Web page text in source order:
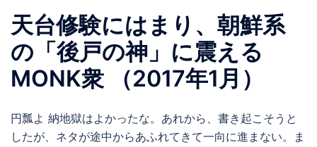
天台修験にはまり、朝鮮系
の「後戸の神」に震える
MONK衆 （2017年1月）
円瓢よ 納地獄はよかったな。あれから、書き起こそうと
したが、ネタが途中からあふれてきて一向に進まない。ま